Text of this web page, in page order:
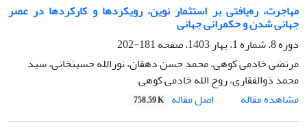
مهاجرت، ره‌یافتی بر استثمار نوین، رویکردها و کارکردها در عصر
جهانی شدن و حکمرانی جهانی
دوره 8، شماره 1، بهار 1403، صفحه
181-202
مرتضی خادمی کوهی، محمد حسن دهقان، نورالله حسینخانی، سید
محمد ذوالفقاری، روح الله خادمی کوهی
مشاهده مقاله
اصل مقاله 758.59 K